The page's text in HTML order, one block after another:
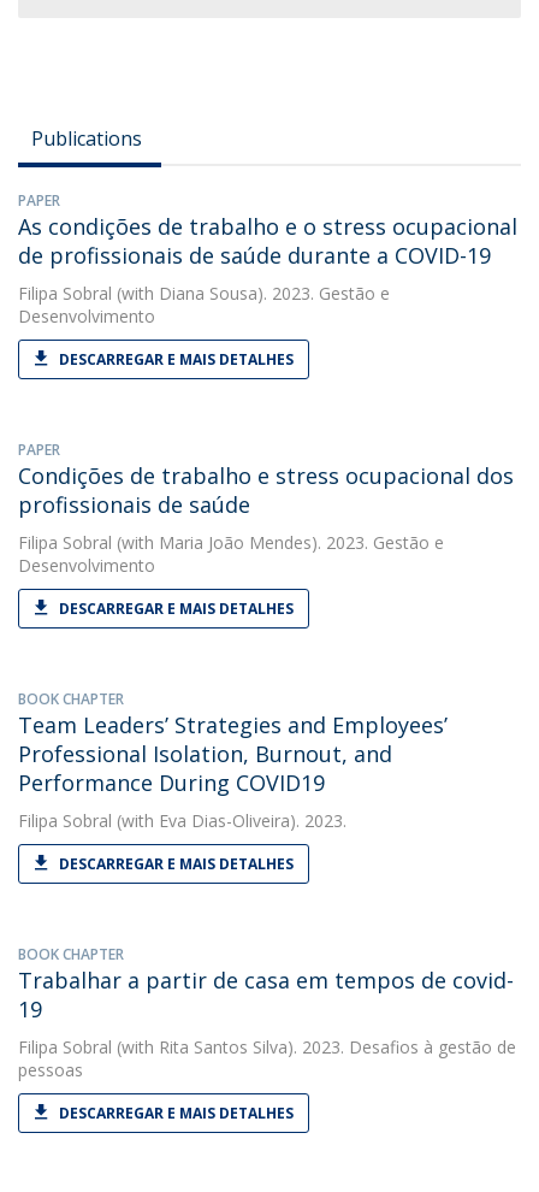
Publications
PAPER
As condições de trabalho e o stress ocupacional
de profissionais de saúde durante a COVID-19
Filipa Sobral (with Diana Sousa). 2023. Gestão e
Desenvolvimento
DESCARREGAR E MAIS DETALHES
PAPER
Condições de trabalho e stress ocupacional dos
profissionais de saúde
Filipa Sobral (with Maria João Mendes). 2023. Gestão e
Desenvolvimento
DESCARREGAR E MAIS DETALHES
BOOK CHAPTER
Team Leaders’ Strategies and Employees’
Professional Isolation, Burnout, and
Performance During COVID19
Filipa Sobral (with Eva Dias-Oliveira). 2023.
DESCARREGAR E MAIS DETALHES
BOOK CHAPTER
Trabalhar a partir de casa em tempos de covid-
19
Filipa Sobral (with Rita Santos Silva). 2023. Desafios à gestão de
pessoas
DESCARREGAR E MAIS DETALHES